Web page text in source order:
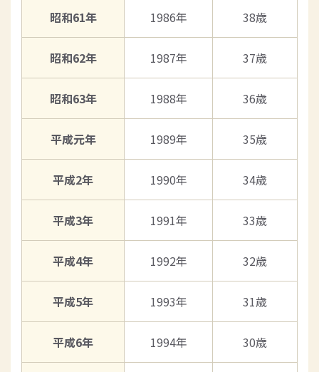
昭和61年 1986年 38歳
昭和62年 1987年 37歳
昭和63年 1988年 36歳
平成元年 1989年 35歳
平成2年 1990年 34歳
平成3年 1991年 33歳
平成4年 1992年 32歳
平成5年 1993年 31歳
平成6年 1994年 30歳